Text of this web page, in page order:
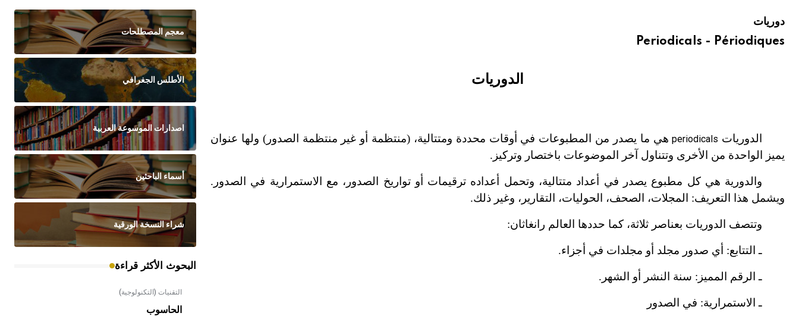
دوريات
Periodicals - Périodiques
الدوريات
الدوريات periodicalsهي ما يصدر من المطبوعات في أوقات محددة ومتتالية، (منتظمة أو غير منتظمة الصدور) ولها عنوان
يميز الواحدة من الأخرى وتتناول آخر الموضوعات باختصار وتركيز.
والدورية هي كل مطبوع يصدر في أعداد متتالية، وتحمل أعداده ترقيمات أو تواريخ الصدور، مع الاستمرارية في الصدور.
ويشمل هذا التعريف: المجلات، الصحف، الحوليات، التقارير، وغير ذلك.
وتتصف الدوريات بعناصر ثلاثة، كما حددها العالم رانغاثان:
ـ التتابع: أي صدور مجلد أو مجلدات في أجزاء.
ـ الرقم المميز: سنة النشر أو الشهر.
ـ الاستمرارية: في الصدور
معجم المصطلحات
الأطلس الجغرافي
اصدارات الموسوعة العربية
أسماء الباحثين
شراء النسخة الورقية
البحوث الأكثر قراءة
التقنيات (التكنولوجية)
الحاسوب